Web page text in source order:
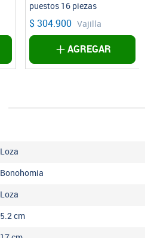
puestos 16 piezas
$ 304.900 Vajilla
AGREGAR
Loza
Bonohomia
Loza
5.2cm